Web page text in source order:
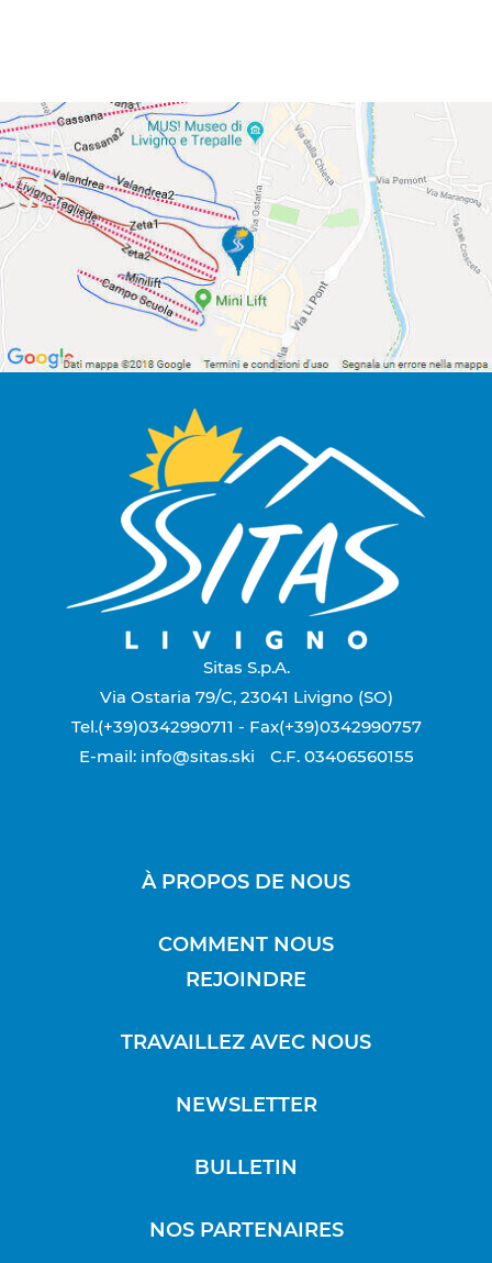
Sitas S.p.A.
Via Ostaria 79/C, 23041 Livigno (SO)
Tel.(+39)0342990711 - Fax(+39)0342990757
E-mail: info@sitas.ski
C.F. 03406560155
À PROPOS DE NOUS
COMMENT NOUS
REJOINDRE
TRAVAILLEZ AVEC NOUS
NEWSLETTER
BULLETIN
NOS PARTENAIRES